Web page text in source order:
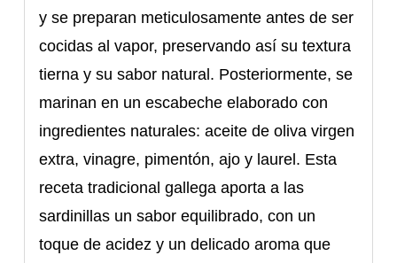
y se preparan meticulosamente antes de ser
cocidas al vapor, preservando así su textura
tierna y su sabor natural. Posteriormente, se
marinan en un escabeche elaborado con
ingredientes naturales: aceite de oliva virgen
extra, vinagre, pimentón, ajo y laurel. Esta
receta tradicional gallega aporta a las
sardinillas un sabor equilibrado, con un
toque de acidez y un delicado aroma que